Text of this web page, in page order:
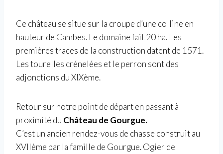
Ce château se situe sur la croupe d’une colline en
hauteur de Cambes. Le domaine fait 20 ha. Les
premières traces de la construction datent de 1571.
Les tourelles crénelées et le perron sont des
adjonctions du XIXème.
Retour sur notre point de départ en passant à
proximité du Château de Gourgue.
C’est un ancien rendez-vous de chasse construit au
XVIIème par la famille de Gourgue. Ogier de